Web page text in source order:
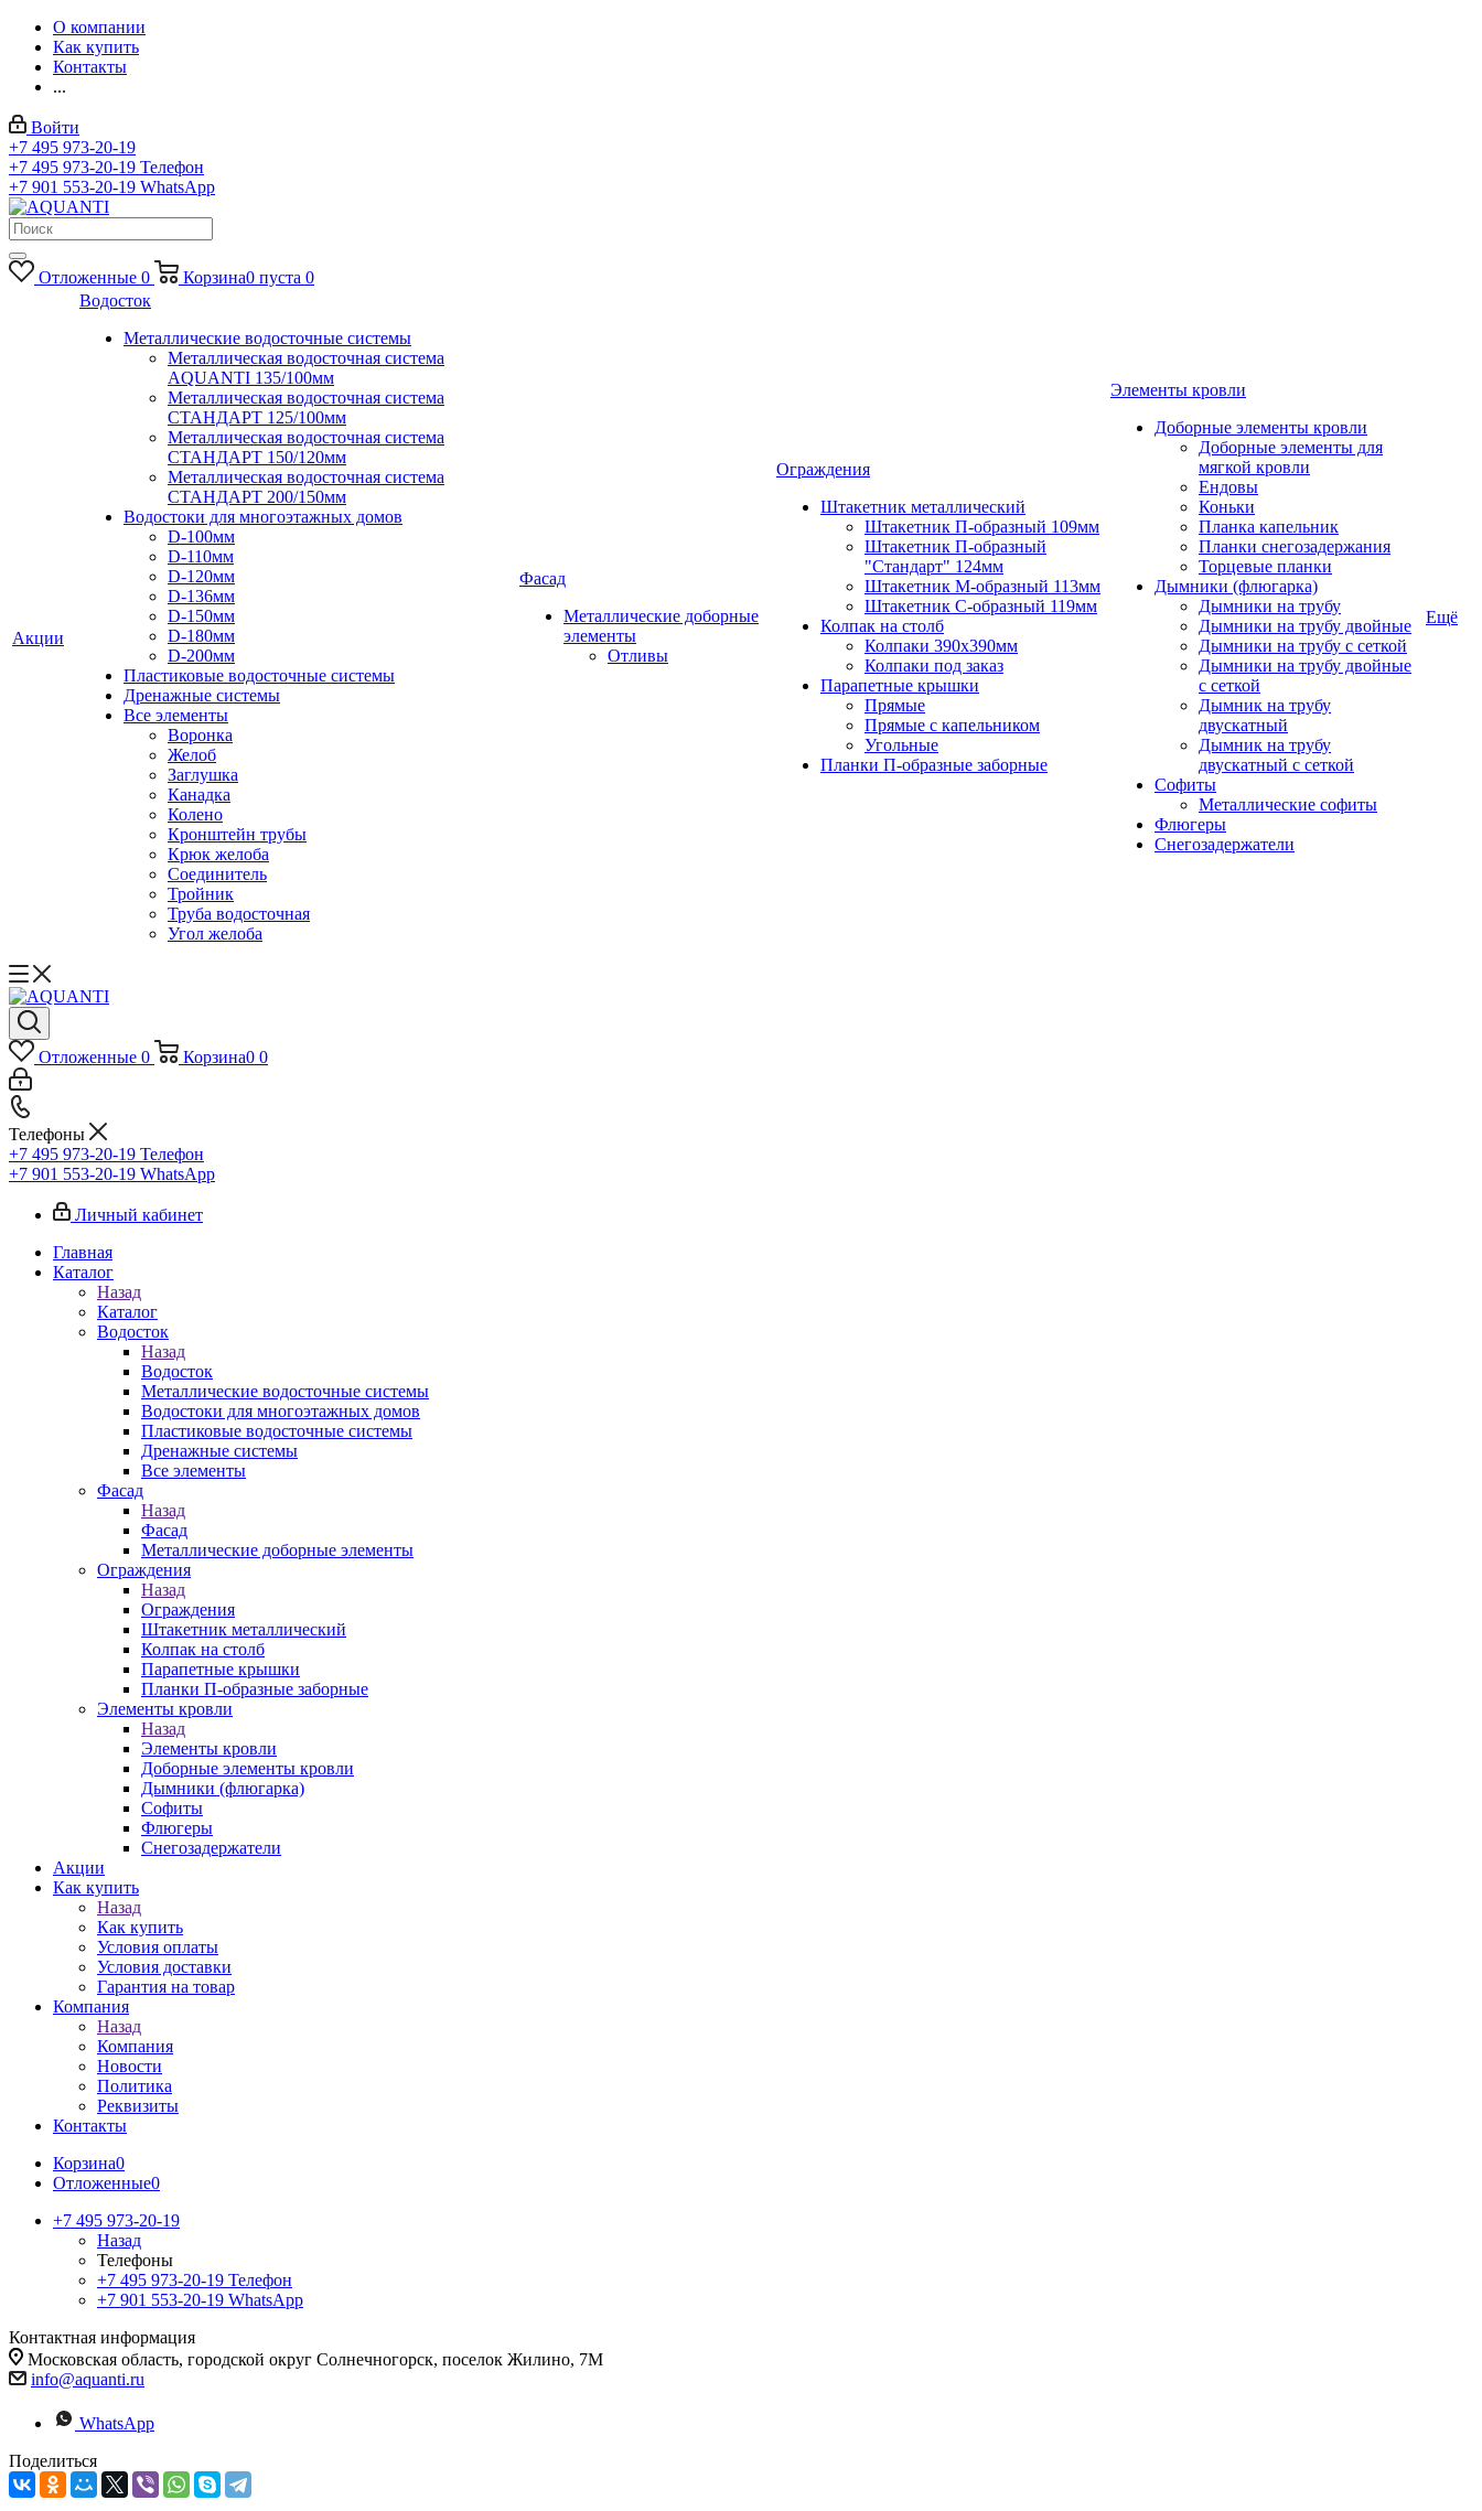
О компании
Как купить
Контакты
...
Войти
+7 495 973-20-19
+7 495 973-20-19 Телефон
+7 901 553-20-19 WhatsApp
Отложенные 0 Корзина0 пуста 0
Акции
Водосток
Металлические водосточные системы
Металлическая водосточная система
AQUANTI 135/100мм
Металлическая водосточная система
СТАНДАРТ 125/100мм
Металлическая водосточная система
СТАНДАРТ 150/120мм
Металлическая водосточная система
СТАНДАРТ 200/150мм
Водостоки для многоэтажных домов
D-100мм
D-110мм
D-120мм
D-136мм
D-150мм
D-180мм
D-200мм
Пластиковые водосточные системы
Дренажные системы
Все элементы
Воронка
Желоб
Заглушка
Канадка
Колено
Кронштейн трубы
Крюк желоба
Соединитель
Тройник
Труба водосточная
Угол желоба
Фасад
Металлические доборные
элементы
Отливы
Ограждения
Штакетник металлический
Штакетник П-образный 109мм
Штакетник П-образный
"Стандарт" 124мм
Штакетник М-образный 113мм
Штакетник С-образный 119мм
Колпак на столб
Колпаки 390х390мм
Колпаки под заказ
Парапетные крышки
Прямые
Прямые с капельником
Угольные
Планки П-образные заборные
Элементы кровли
Доборные элементы кровли
Доборные элементы для
мягкой кровли
Ендовы
Коньки
Планка капельник
Планки снегозадержания
Торцевые планки
Дымники (флюгарка)
Дымники на трубу
Дымники на трубу двойные
Дымники на трубу с сеткой
Дымники на трубу двойные
с сеткой
Дымник на трубу
двускатный
Дымник на трубу
двускатный с сеткой
Софиты
Металлические софиты
Флюгеры
Снегозадержатели
Ещё
Отложенные 0 Корзина0 0
Телефоны
+7 495 973-20-19 Телефон
+7 901 553-20-19 WhatsApp
Личный кабинет
Главная
Каталог
Назад
Каталог
Водосток
Назад
Водосток
Металлические водосточные системы
Водостоки для многоэтажных домов
Пластиковые водосточные системы
Дренажные системы
Все элементы
Фасад
Назад
Фасад
Металлические доборные элементы
Ограждения
Назад
Ограждения
Штакетник металлический
Колпак на столб
Парапетные крышки
Планки П-образные заборные
Элементы кровли
Назад
Элементы кровли
Доборные элементы кровли
Дымники (флюгарка)
Софиты
Флюгеры
Снегозадержатели
Акции
Как купить
Назад
Как купить
Условия оплаты
Условия доставки
Гарантия на товар
Компания
Назад
Компания
Новости
Политика
Реквизиты
Контакты
Корзина0
Отложенные0
+7 495 973-20-19
Назад
Телефоны
+7 495 973-20-19 Телефон
+7 901 553-20-19 WhatsApp
Контактная информация
Московская область, городской округ Солнечногорск, поселок Жилино, 7М
info@aquanti.ru
WhatsApp
Поделиться